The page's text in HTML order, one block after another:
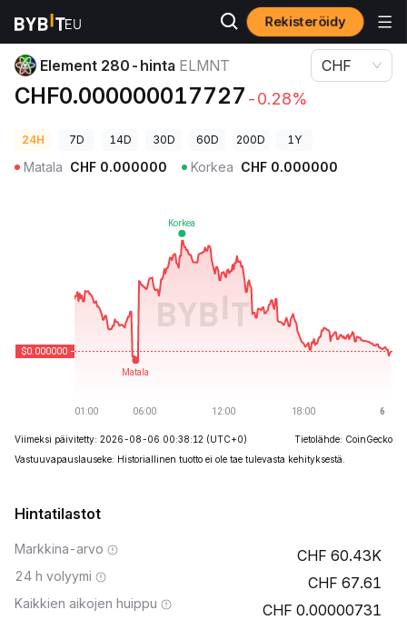
Rekisteröidy
Kryptohinnat Element 280-hinta ELMNT
Element 280-hinta ELMNT
CHF0.000000017727 -0.28%
CHF
24H 7D 14D 30D 60D 200D 1Y
Matala CHF 0.000000 Korkea CHF 0.000000
Viimeksi päivitetty: 2026-08-06 00:38:12 (UTC+0)
Tietolähde: CoinGecko
Vastuuvapauslauseke: Historiallinen tuotto ei ole tae tulevasta kehityksestä.
Hintatilastot
Markkina-arvo 60.43K
24 h volyymi 67.61
Kaikkien aikojen huippu 0.00000731